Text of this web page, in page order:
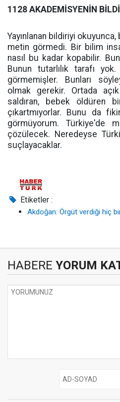
1128 AKADEMİSYENİN
Yayınlanan bildiriyi
metin görmedi. Bir bilim
nasıl bu kadar kopabilir.
Bunun tutarlılık tarafı yok.
görmemişler. Bunları
olmak gerekir. Ortada
saldıran, bebek öldüren
çıkartmıyorlar. Bunu da
görmüyorum. Türkiye'de
çözülecek. Neredeyse
suçlayacaklar.
Etiketler :
Akdoğan: Örgüt verdiği hiç
HABERE YORUM